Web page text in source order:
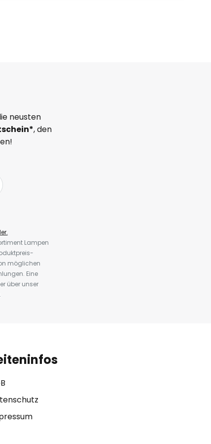
neusten
, den
Lampen
möglichen
Eine
über unser
.